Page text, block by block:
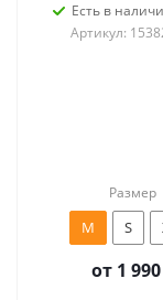
Есть в
Артикул:
Размер
M S
от 1